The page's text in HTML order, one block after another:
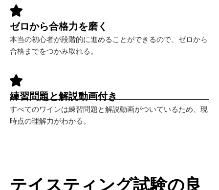
ゼロから合格力を磨く
本当の初心者が段階的に進めることができるので、ゼロから
合格までをつかみ取れる。
練習問題と解説動画付き
すべてのワインは練習問題と解説動画がついているため、現
時点の理解力がわかる。
テイスティング試験の良